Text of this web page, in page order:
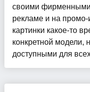
своими фирменными
рекламе и на
картинки какое-то
конкретной модели,
доступными для